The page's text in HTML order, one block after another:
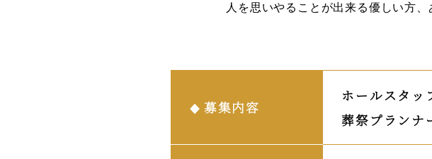
人を思いやることが出来る優しい方
募集内容
ホールスタッ
葬祭プランナ